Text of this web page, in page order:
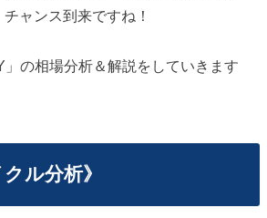
ャンス到来ですね！
の相場分析＆解説をしていきます
ル分析》